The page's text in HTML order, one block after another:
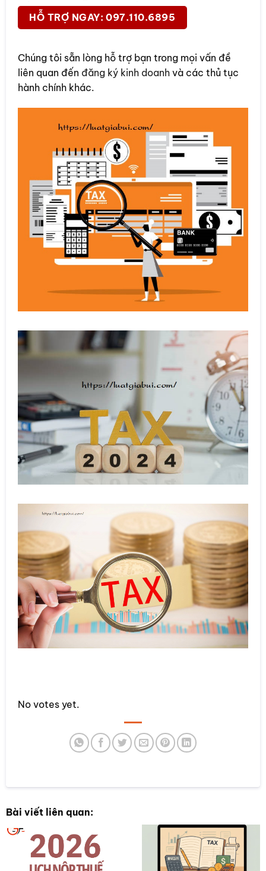
HỖ TRỢ NGAY: 097.110.6895
Chúng tôi sẵn lòng hỗ trợ bạn trong mọi vấn đề
liên quan đến đăng ký kinh doanhvà các thủ tục
hành chính khác.
SUBMIT RATING
No votes yet.
Bài viết liên quan: